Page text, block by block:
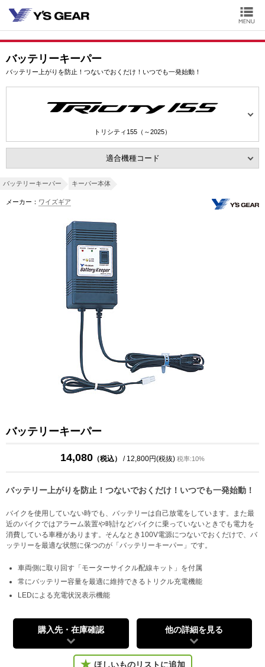
バッテリーキーパー
バッテリー上がりを防止！つないでおくだけ！いつでも一発始動！
トリシティ155（～2025）
適合機種コード
バッテリーキーパー キーパー本体
メーカー： ワイズギア
バッテリーキーパー
14,080 （税込） / 12,800円(税抜) 税率:10%
バッテリー上がりを防止！つないでおくだけ！いつでも一発始動！
バイクを使用していない時でも、バッテリーは自己放電をしています。また最
近のバイクではアラーム装置や時計などバイクに乗っていないときでも電力を
消費している車種があります。そんなとき100V電源につないでおくだけで、バ
ッテリーを最適な状態に保つのが「バッテリーキーパー」です。
車両側に取り回す「モーターサイクル配線キット」を付属
常にバッテリー容量を最適に維持できるトリクル充電機能
LEDによる充電状況表示機能
購入先・在庫確認 他の詳細を見る
ほしいものリストに追加